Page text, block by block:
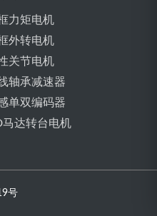
力矩电机
外转电机
关节电机
轴承减速器
单双编码器
马达转台电机
号